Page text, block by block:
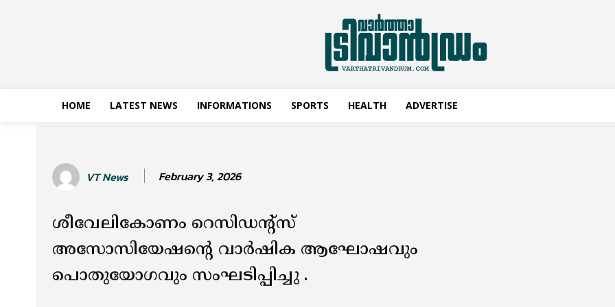
HOME LATEST NEWS INFORMATIONS SPORTS HEALTH ADVERTISE
VT News February 3, 2026
ശീവേലികോണം റെസിഡന്റ്‌സ്
അസോസിയേഷന്റെ വാർഷിക ആഘോഷവും
പൊതുയോഗവും സംഘടിപ്പിച്ചു .